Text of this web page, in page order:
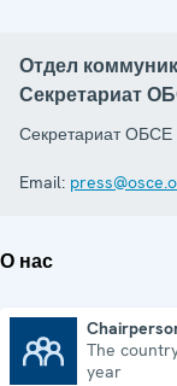
Отдел
Секретариат
Секретариат ОБСЕ
Email:
О нас
The
year